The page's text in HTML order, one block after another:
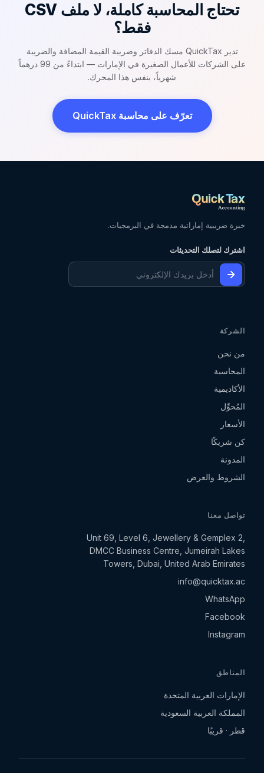
تحتاج المحاسبة كاملة، لا ملف CSV
فقط؟
تدير QuickTax مسك الدفاتر وضريبة القيمة المضافة والضريبة
على الشركات للأعمال الصغيرة في الإمارات — ابتداءً من 99 درهماً
شهرياً، بنفس هذا المحرك.
تعرّف على محاسبة QuickTax
خبرة ضريبية إماراتية مدمجة في البرمجيات.
اشترك لتصلك التحديثات
الشركة
من نحن
المحاسبة
الأكاديمية
المُحوِّل
الأسعار
كن شريكًا
المدونة
الشروط والعرض
تواصل معنا
Unit 69, Level 6, Jewellery & Gemplex 2,
DMCC Business Centre, Jumeirah Lakes
Towers, Dubai, United Arab Emirates
info@quicktax.ac
WhatsApp
Facebook
Instagram
المناطق
الإمارات العربية المتحدة
المملكة العربية السعودية
قطر · قريبًا